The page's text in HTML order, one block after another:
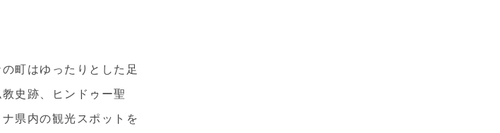
町はゆったりとした足
史跡、ヒンドゥー聖
県内の観光スポットを